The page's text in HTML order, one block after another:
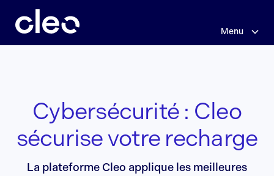
contenu
Menu
Cybersécurité : Cleo
sécurise votre recharge
La plateforme Cleo applique les meilleures